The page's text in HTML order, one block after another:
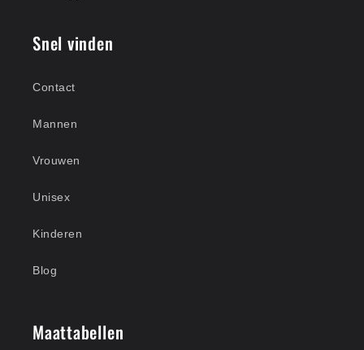
Snel vinden
Contact
Mannen
Vrouwen
Unisex
Kinderen
Blog
Maattabellen